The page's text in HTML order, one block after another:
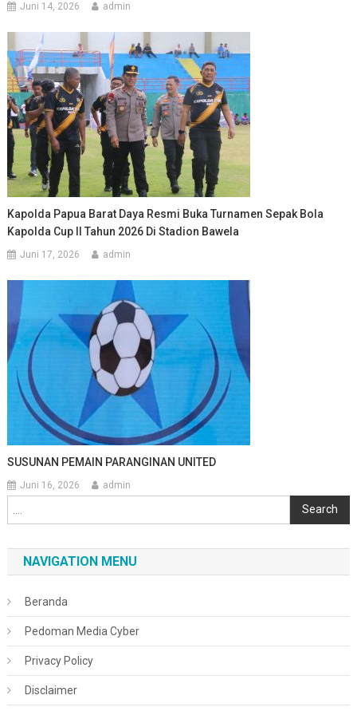
Juni 14, 2026 admin
Kapolda Papua Barat Daya Resmi Buka Turnamen Sepak Bola
Kapolda Cup II Tahun 2026 Di Stadion Bawela
Juni 17, 2026 admin
SUSUNAN PEMAIN PARANGINAN UNITED
Juni 16, 2026 admin
Search
NAVIGATION MENU
Beranda
Pedoman Media Cyber
Privacy Policy
Disclaimer